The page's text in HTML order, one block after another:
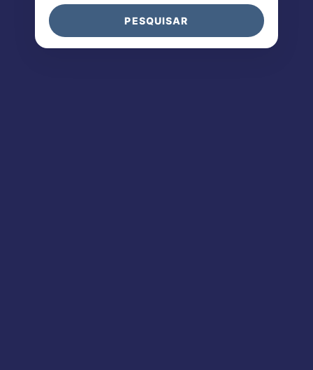
PESQUISAR